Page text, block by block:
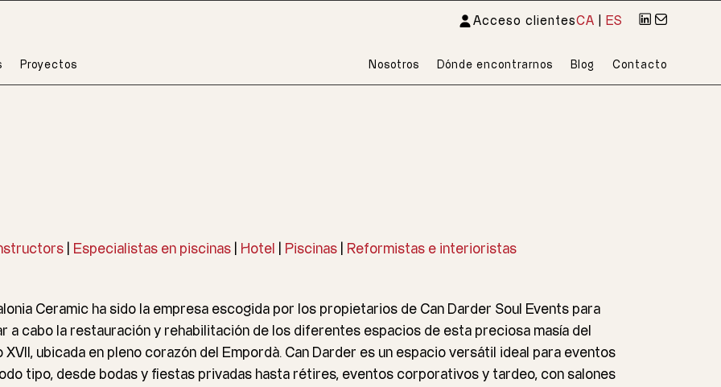
Acceso clientesCA ES
Proyectos Nosotros Dónde encontrarnos Blog Contacto
| Especialistas en piscinas| Hotel Piscinas| Reformistas e interioristas
Ceramic ha sido la empresa escogida por los propietarios de Can Darder Soul Events para
a cabo la restauración y rehabilitación de los diferentes espacios de esta preciosa masía del
XVII, ubicada en pleno corazón del Empordà. Can Darder es un espacio versátil ideal para eventos
tipo, desde bodas y fiestas privadas hasta rétires, eventos corporativos y tardeo, con salones